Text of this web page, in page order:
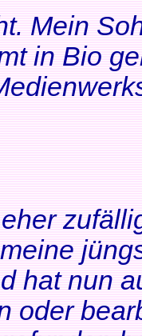
Mein
in Bio
hat nun
oder